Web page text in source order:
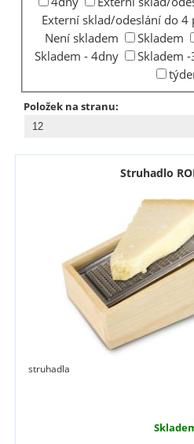
Externí sklad/odeslání do 4
Není skladem
Skladem
Skladem - 4dny
Skladem
Položek na stranu:
Struhadlo
struhadla